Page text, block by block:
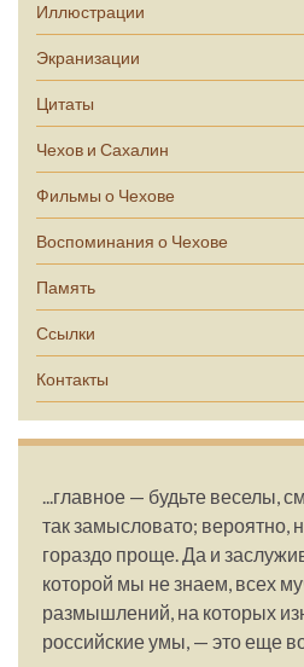
Иллюстрации
Экранизации
Цитаты
Чехов и Сахалин
Фильмы о Чехове
Воспоминания о Чехове
Память
Ссылки
Контакты
...главное — будьте веселы,
так замысловато; вероятно,
гораздо проще. Да и
которой мы не знаем, всех
размышлений, на которых
российские умы, — это еще